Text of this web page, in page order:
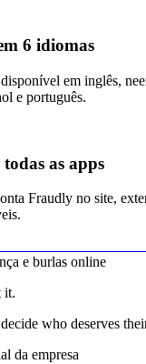
6 idiomas
em inglês,
e português.
as apps
Fraudly no site,
e burlas online
it.
who deserves
da empresa